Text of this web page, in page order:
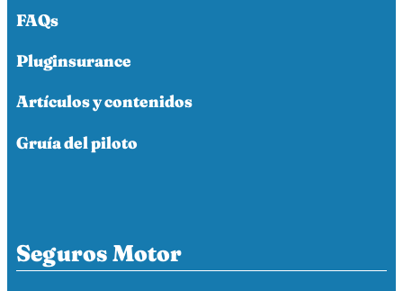
FAQs
Pluginsurance
Artículos y contenidos
Gruía del piloto
Seguros Motor